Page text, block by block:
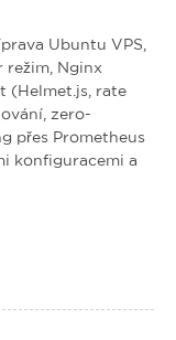
Ubuntu VPS,
režim, Nginx
(Helmet.js, rate
zero-
přes Prometheus
konfiguracemi a